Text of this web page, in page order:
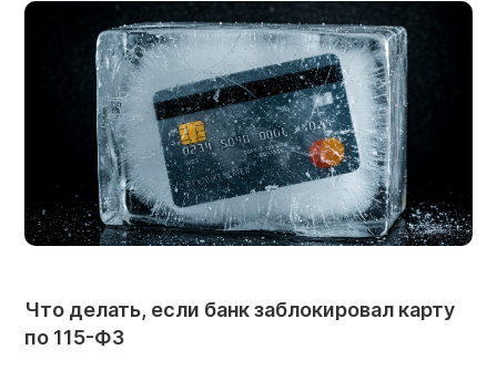
Что делать, если банк заблокировал карту
по 115-ФЗ